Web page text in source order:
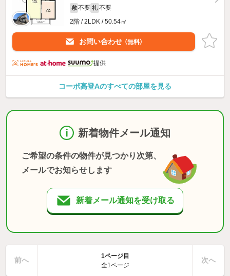
敷 不要 礼 不要
2階 / 2LDK / 50.54㎡
お問い合わせ （無料）
提供
コーポ高登Aのすべての部屋を見る
新着物件メール通知
ご希望の条件の物件が見つかり次第、
メールでお知らせします
新着メール通知を受け取る
前へ
1ページ目
全1ページ
次へ